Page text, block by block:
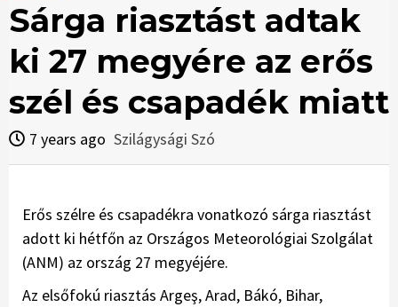
Sárga riasztást adtak
ki 27 megyére az erős
szél és csapadék miatt
7 years ago Szilágysági Szó
Erős szélre és csapadékra vonatkozó sárga riasztást
adott ki hétfőn az Országos Meteorológiai Szolgálat
(ANM) az ország 27 megyéjére.
Az elsőfokú riasztás Argeş, Arad, Bákó, Bihar,